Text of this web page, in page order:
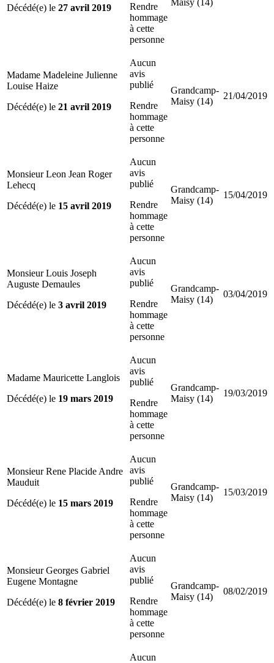
Décédé(e) le 27 avril 2019
Rendre
hommage
à cette
personne
Madame Madeleine Julienne
Louise Haize
Décédé(e) le 21 avril 2019
Aucun
avis
publié
Rendre
hommage
à cette
personne
Grandcamp-
Maisy (14)
21/04/2019
Monsieur Leon Jean Roger
Lehecq
Décédé(e) le 15 avril 2019
Aucun
avis
publié
Rendre
hommage
à cette
personne
Grandcamp-
Maisy (14)
15/04/2019
Monsieur Louis Joseph
Auguste Demaules
Décédé(e) le 3 avril 2019
Aucun
avis
publié
Rendre
hommage
à cette
personne
Grandcamp-
Maisy (14)
03/04/2019
Madame Mauricette Langlois
Décédé(e) le 19 mars 2019
Aucun
avis
publié
Rendre
hommage
à cette
personne
Grandcamp-
Maisy (14)
19/03/2019
Monsieur Rene Placide Andre
Mauduit
Décédé(e) le 15 mars 2019
Aucun
avis
publié
Rendre
hommage
à cette
personne
Grandcamp-
Maisy (14)
15/03/2019
Monsieur Georges Gabriel
Eugene Montagne
Décédé(e) le 8 février 2019
Aucun
avis
publié
Rendre
hommage
à cette
personne
Grandcamp-
Maisy (14)
08/02/2019
Aucun